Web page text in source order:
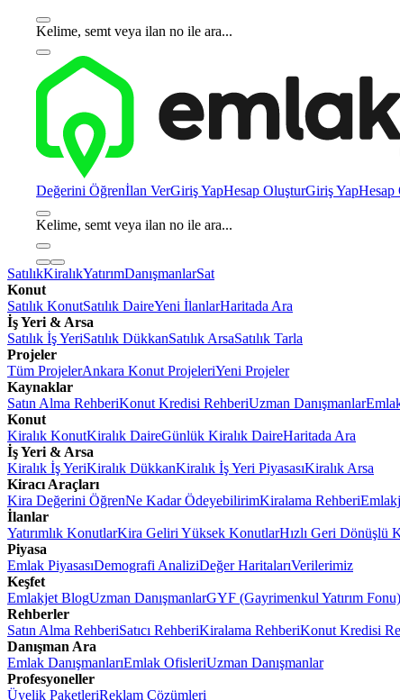
Kelime, semt veya ilan no ile ara...
Değerini Öğrenİlan VerGiriş YapHesap OluşturGiriş YapHesap
Kelime, semt veya ilan no ile ara...
SatılıkKiralıkYatırımDanışmanlarSat
Konut
Satılık KonutSatılık DaireYeni İlanlarHaritada Ara
İş Yeri & Arsa
Satılık İş YeriSatılık DükkanSatılık ArsaSatılık Tarla
Projeler
Tüm ProjelerAnkara Konut ProjeleriYeni Projeler
Kaynaklar
Satın Alma RehberiKonut Kredisi RehberiUzman Danışmanlar
Konut
Kiralık KonutKiralık DaireGünlük Kiralık DaireHaritada Ara
İş Yeri & Arsa
Kiralık İş YeriKiralık DükkanKiralık İş Yeri PiyasasıKiralık Arsa
Kiracı Araçları
Kira Değerini ÖğrenNe Kadar ÖdeyebilirimKiralama Rehberi
İlanlar
Yatırımlık KonutlarKira Geliri Yüksek KonutlarHızlı Geri Dönüşlü
Piyasa
Emlak PiyasasıDemografi AnaliziDeğer HaritalarıVerilerimiz
Keşfet
Emlakjet BlogUzman DanışmanlarGYF (Gayrimenkul Yatırım Fonu)
Rehberler
Satın Alma RehberiSatıcı RehberiKiralama RehberiKonut Kredisi
Danışman Ara
Emlak DanışmanlarıEmlak OfisleriUzman Danışmanlar
Profesyoneller
Üyelik PaketleriReklam Çözümleri